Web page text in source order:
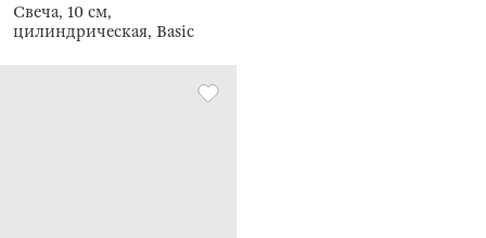
Свеча, 10 см,
цилиндрическая, Basic